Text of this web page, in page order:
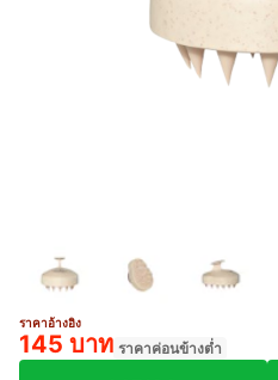
ราคาอ้างอิง
145 บาท ราคาค่อนข้างต่ำ